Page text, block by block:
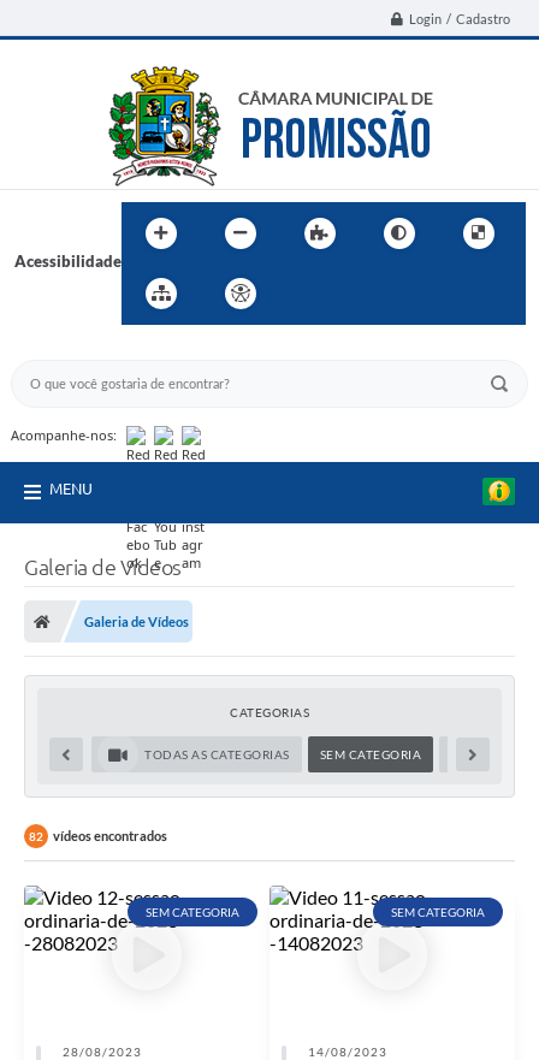
Login / Cadastro
Acessibilidade
Acompanhe-nos:
MENU
Galeria de Vídeos
Galeria de Vídeos
CATEGORIAS
TODAS AS CATEGORIAS SEM CATEGORIA SOCIAL
82 vídeos encontrados
SEM CATEGORIA
28/08/2023
SEM CATEGORIA
14/08/2023